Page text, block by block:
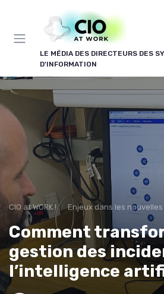
LE MÉDIA DES DIRECTEURS DES
D'INFORMATION
CIO at WORK ! Enjeux dans les nouvelles
Comment
gestion des
l’intelligence